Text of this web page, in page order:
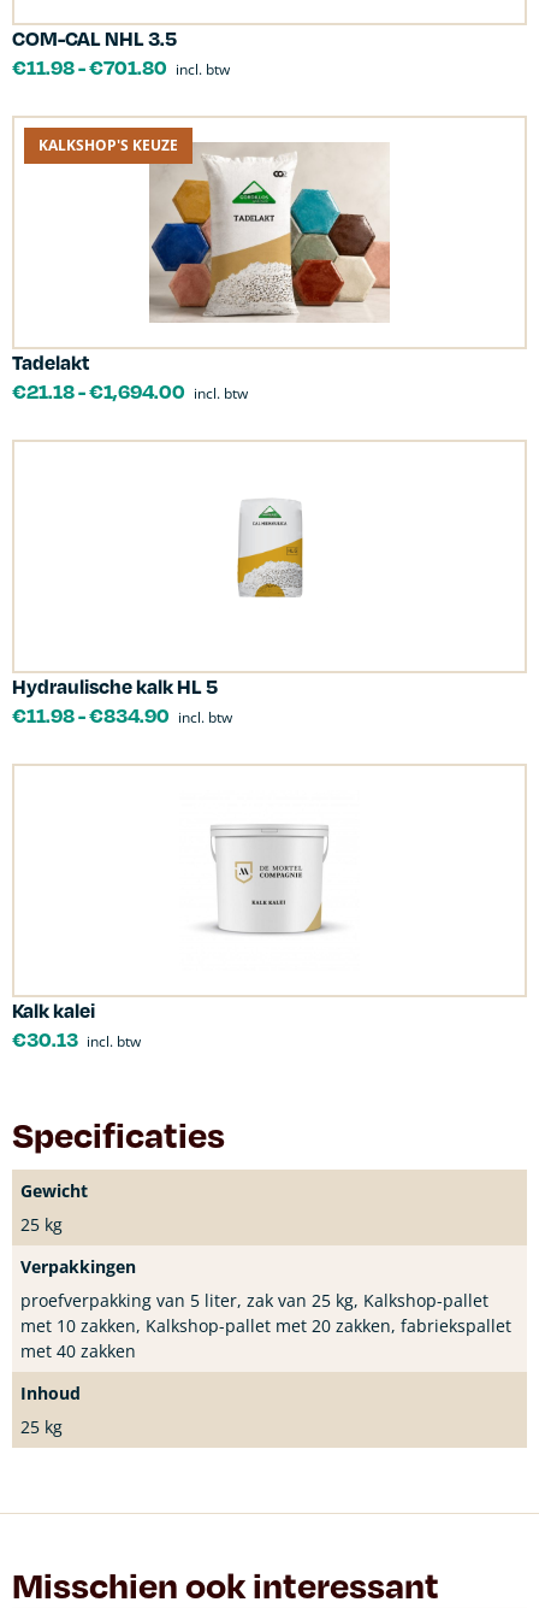
COM-CAL NHL 3.5
€11.98-€701.80 incl. btw
KALKSHOP'S KEUZE
Tadelakt
€21.18-€1,694.00 incl. btw
Hydraulische kalk HL 5
€11.98-€834.90 incl. btw
Kalk kalei
€30.13 incl. btw
Specificaties
Gewicht
25 kg
Verpakkingen
proefverpakking van 5 liter, zak van 25 kg, Kalkshop-pallet
met 10 zakken, Kalkshop-pallet met 20 zakken, fabriekspallet
met 40 zakken
Inhoud
25 kg
Misschien ook interessant